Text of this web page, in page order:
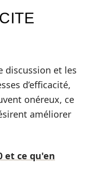
discussion et les
d’efficacité,
onéreux, ce
améliorer
et ce qu'en